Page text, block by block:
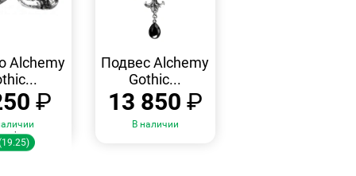
ПРОСМОТР
Alchemy
₽
ПРОСМОТР
Подвес Alchemy
Gothic...
13 850 ₽
В наличии